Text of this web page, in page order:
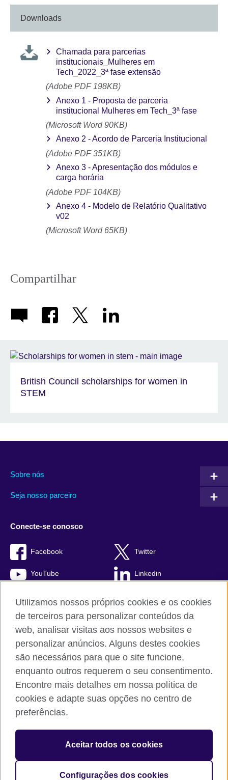
Downloads
Chamada para parcerias
institucionais_Mulheres em
Tech_2022_3ª fase extensão
(Adobe PDF 198KB)
Anexo 1 - Proposta de parceria
institucional Mulheres em Tech_3ª fase
(Microsoft Word 90KB)
Anexo 2 - Acordo de Parceria Institucional
(Adobe PDF 351KB)
Anexo 3 - Apresentação dos módulos e
carga horária
(Adobe PDF 104KB)
Anexo 4 - Modelo de Relatório Qualitativo
v02
(Microsoft Word 65KB)
Compartilhar
British Council scholarships for women in
STEM
Sobre nós
Seja nosso parceiro
Conecte-se conosco
Facebook Twitter
YouTube Linkedin
British Council global
Comentários e reclamações
Política de privacidade e termos de uso
© 2026 British Council
The United Kingdom’s international organisation for cultural
relations and educational opportunities.
Utilizamos nossos próprios cookies e os cookies
de terceiros para personalizar conteúdos da
web, analisar visitas aos nossos websites e
personalizar anúncios. Alguns destes cookies
são necessários para que o site funcione,
enquanto outros requerem o seu consentimento.
Encontre mais detalhes em nossa política de
cookies e adapte suas opções no centro de
preferências.
Aceitar todos os cookies
Configurações dos cookies